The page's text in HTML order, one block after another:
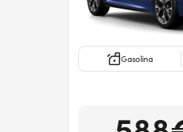
Gasolina